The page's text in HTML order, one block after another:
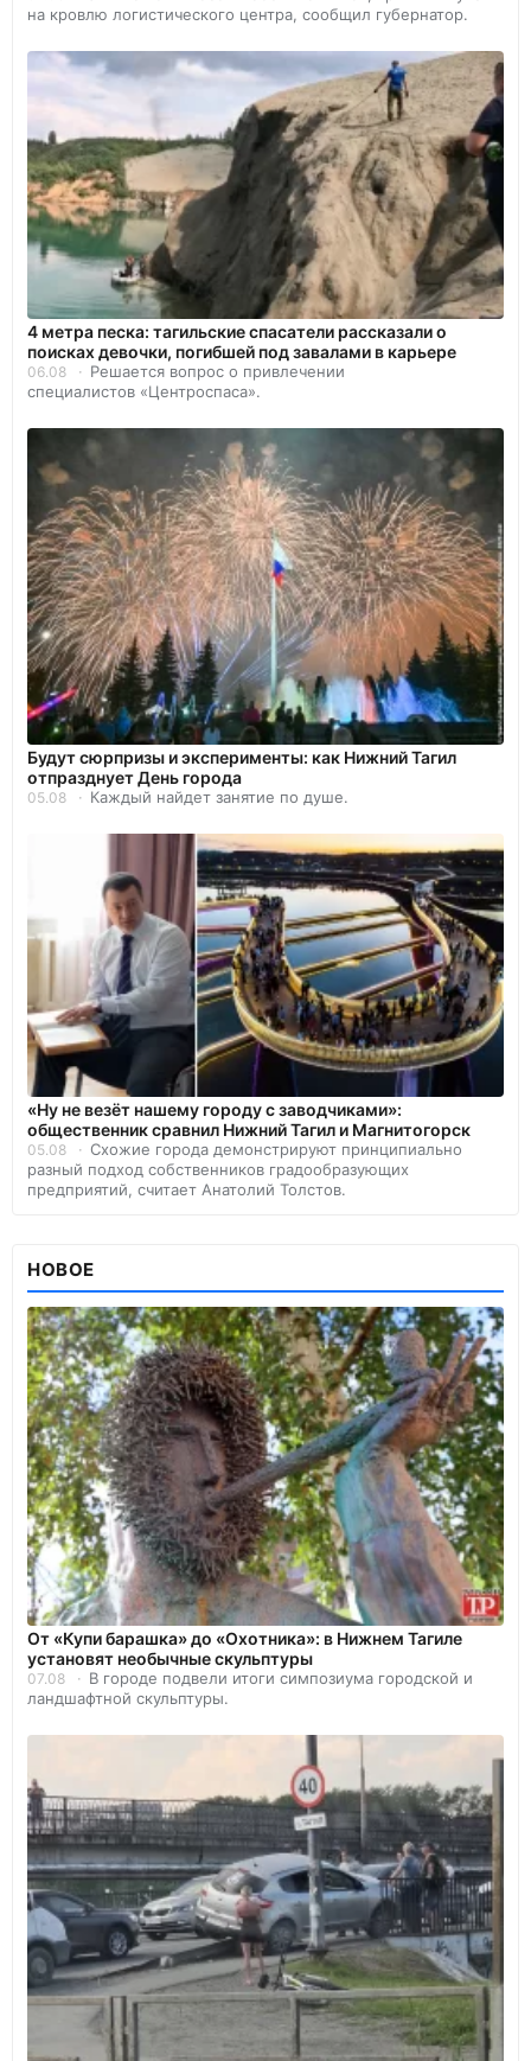
на кровлю логистического центра, сообщил губернатор.
4 метра песка: тагильские спасатели рассказали о
поисках девочки, погибшей под завалами в карьере
06.08
Решается вопрос о привлечении
специалистов «Центроспаса».
Будут сюрпризы и эксперименты: как Нижний Тагил
отпразднует День города
05.08 Каждый найдет занятие по душе.
«Ну не везёт нашему городу с заводчиками»:
общественник сравнил Нижний Тагил и Магнитогорск
05.08
Схожие города демонстрируют принципиально
разный подход собственников градообразующих
предприятий, считает Анатолий Толстов.
НОВОЕ
От «Купи барашка» до «Охотника»: в Нижнем Тагиле
установят необычные скульптуры
07.08
В городе подвели итоги симпозиума городской и
ландшафтной скульптуры.